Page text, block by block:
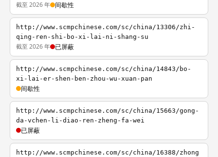
截至 2026 年 间歇性
http://www.scmpchinese.com/sc/china/13306/zhi-
qing-ren-shi-bo-xi-lai-ni-shang-su
截至 2026 年 已屏蔽
http://www.scmpchinese.com/sc/china/14843/bo-
xi-lai-er-shen-ben-zhou-wu-xuan-pan
间歇性
http://www.scmpchinese.com/sc/china/15663/gong-
da-vchen-li-diao-ren-zheng-fa-wei
已屏蔽
http://www.scmpchinese.com/sc/china/16388/zhong